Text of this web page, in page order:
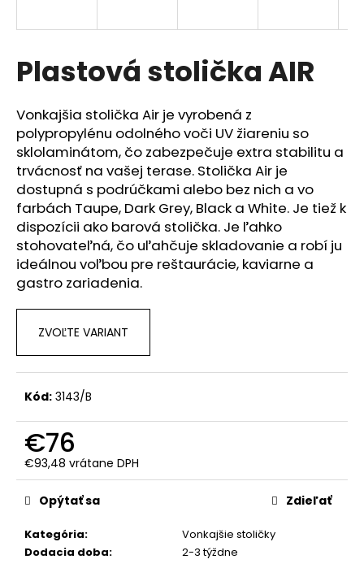
Plastová stolička AIR
Vonkajšia stolička Air je vyrobená z
polypropylénu odolného voči UV žiareniu so
sklolaminátom, čo zabezpečuje extra stabilitu a
trvácnosť na vašej terase. Stolička Air je
dostupná s podrúčkami alebo bez nich a vo
farbách Taupe, Dark Grey, Black a White. Je tiež k
dispozícii ako barová stolička. Je ľahko
stohovateľná, čo uľahčuje skladovanie a robí ju
ideálnou voľbou pre reštaurácie, kaviarne a
gastro zariadenia.
ZVOĽTE VARIANT
Kód: 3143/B
€76
€93,48 vrátane DPH
Jednotková
cena:
Kategória:
Vonkajšie stoličky
Dodacia doba: 2-3 týždne
Opýtať sa Zdieľať
s
ť
?
HĽADAŤ
O
d
p
o
č
m
e